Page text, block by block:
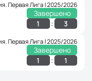
Первая Лига | 2025/2026
Завершено
1 : 3
Первая Лига | 2025/2026
Завершено
1 : 1